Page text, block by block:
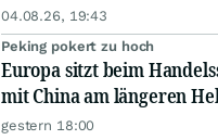
04.08.26, 19:43
Peking pokert zu hoch
Europa sitzt beim
mit China am längeren
gestern 18:00